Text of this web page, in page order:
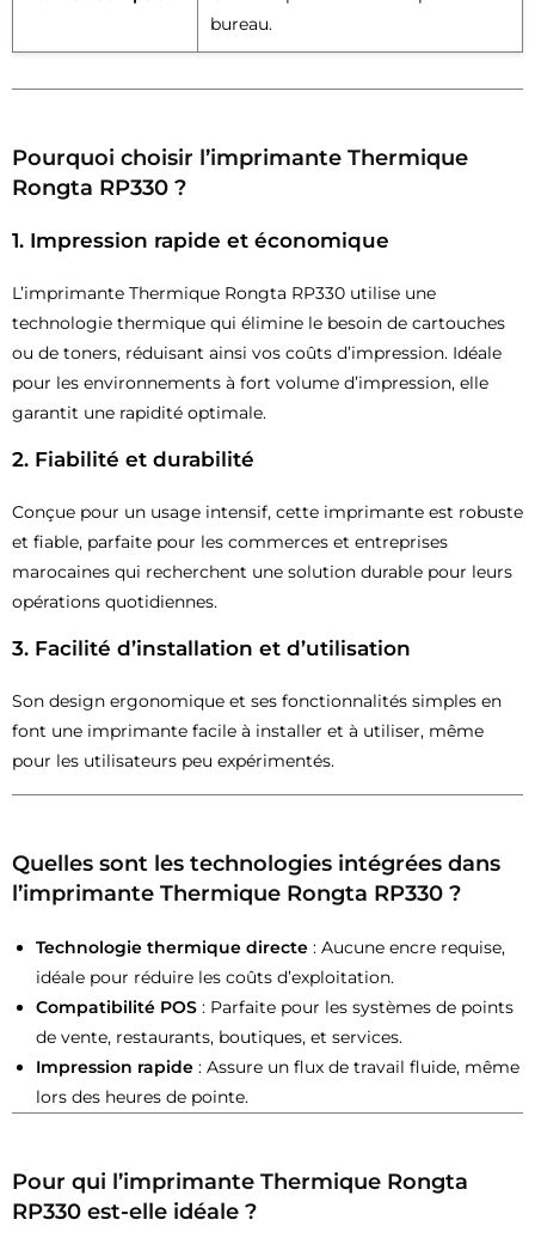
bureau.
Pourquoi choisir l’imprimante Thermique
Rongta RP330 ?
1. Impression rapide et économique
L’imprimante Thermique Rongta RP330 utilise une
technologie thermique qui élimine le besoin de cartouches
ou de toners, réduisant ainsi vos coûts d’impression. Idéale
pour les environnements à fort volume d’impression, elle
garantit une rapidité optimale.
2. Fiabilité et durabilité
Conçue pour un usage intensif, cette imprimante est robuste
et fiable, parfaite pour les commerces et entreprises
marocaines qui recherchent une solution durable pour leurs
opérations quotidiennes.
3. Facilité d’installation et d’utilisation
Son design ergonomique et ses fonctionnalités simples en
font une imprimante facile à installer et à utiliser, même
pour les utilisateurs peu expérimentés.
Quelles sont les technologies intégrées dans
l’imprimante Thermique Rongta RP330 ?
Technologie thermique directe : Aucune encre requise,
idéale pour réduire les coûts d’exploitation.
Compatibilité POS : Parfaite pour les systèmes de points
de vente, restaurants, boutiques, et services.
Impression rapide : Assure un flux de travail fluide, même
lors des heures de pointe.
Pour qui l’imprimante Thermique Rongta
RP330 est-elle idéale ?